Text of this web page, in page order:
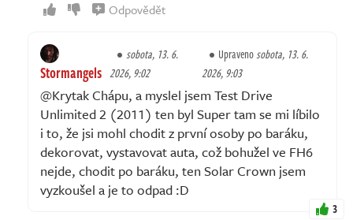
Odpovědět
Stormangels
sobota, 13. 6.
2026, 9:02
Upravenosobota, 13. 6.
2026, 9:03
@Krytak Chápu, a myslel jsem Test Drive
Unlimited 2 (2011) ten byl Super tam se mi líbilo
i to, že jsi mohl chodit z první osoby po baráku,
dekorovat, vystavovat auta, což bohužel ve FH6
nejde, chodit po baráku, ten Solar Crown jsem
vyzkoušel a je to odpad :D
3